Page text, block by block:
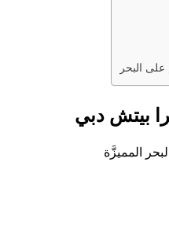
البحر
بيتش دبي